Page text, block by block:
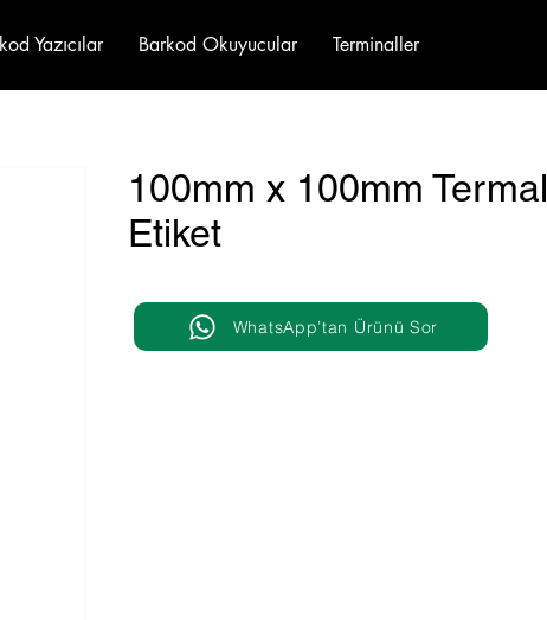
Yazıcılar Barkod Okuyucular Terminaller
100mm x 100mm Termal
Etiket
WhatsApp’tan Ürünü Sor